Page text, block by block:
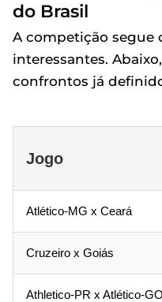
do Brasil
A competição segue
interessantes.
confrontos já
Jogo
Atlético-MG x Ceará
Cruzeiro x Goiás
Athletico-PR x Atlético-GO